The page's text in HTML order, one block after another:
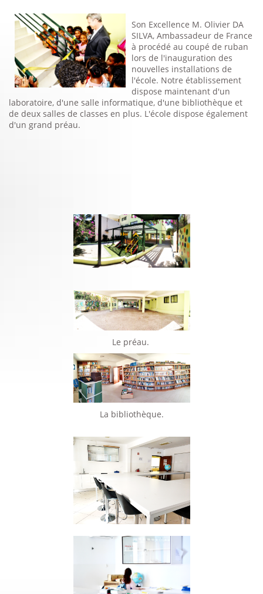
Son Excellence M. Olivier DA
SILVA, Ambassadeur de France
à procédé au coupé de ruban
lors de l'inauguration des
nouvelles installations de
l'école. Notre établissement
dispose maintenant d'un
laboratoire, d'une salle informatique, d'une bibliothèque et
de deux salles de classes en plus. L'école dispose également
d'un grand préau.
Le préau.
La bibliothèque.